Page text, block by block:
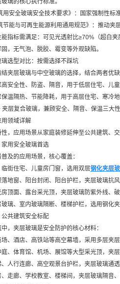
璃的核心执行标准。
安全玻璃安全技术要求》：国家强制性
能与可再生能源利用通用规范》：推动
指标需满足：可见光透射比≥70%（超白
，无气泡、脱胶、霉变等外观缺陷。
选型对比：按需选择不踩坑
夹层玻璃与中空玻璃的选择，结合两者优缺
安全性、防盗、隔音，用于低层住宅、儿
温隔热、节能降耗，用于高层住宅、寒冷
层复合玻璃，兼顾安全、隔音、保温三大
领域详解
，应用场景从家庭装修延伸至公共建筑、
家用安全玻璃首选
及的应用场景，核心覆盖：
街住宅、儿童房门窗，选用双层钢化夹层
地窗、阳台封闭、阳台护栏，夹层玻璃抗
顶面、露台采光顶，夹层玻璃防紫外线、
璃、室内玻璃隔断、楼梯护栏，选用钢化
公共建筑安全标配
，夹层玻璃是安全防护的核心材料：
、酒店、高铁站等高空幕墙，采用多层夹
、体育馆、机场、展馆等大型采光顶，夹
人行连廊、高空观景台护栏，夹层玻璃通
走廊、学校教室、楼梯间，夹层玻璃隔音